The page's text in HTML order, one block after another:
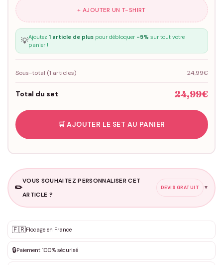
+ AJOUTER UN T-SHIRT
💡Ajoutez 1 article de pluspour débloquer -5% sur tout votre
panier !
Sous-total (1 articles) 24,99€
Total du set 24,99€
🛒 AJOUTER LE SET AU PANIER
✏️
VOUS SOUHAITEZ PERSONNALISER CET
ARTICLE ?
DEVIS GRATUIT ▼
✨ Personnalisation sur mesure
DEVIS GRATUIT · Personnalisation de 3 à 10€ selon la demande
Que souhaitez-vous ?*
🇫🇷Flocage en France
🔒Paiement 100% sécurisé